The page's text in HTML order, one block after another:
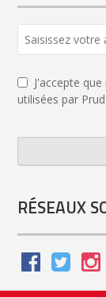
J'accepte
utilisées par
RÉSEAUX